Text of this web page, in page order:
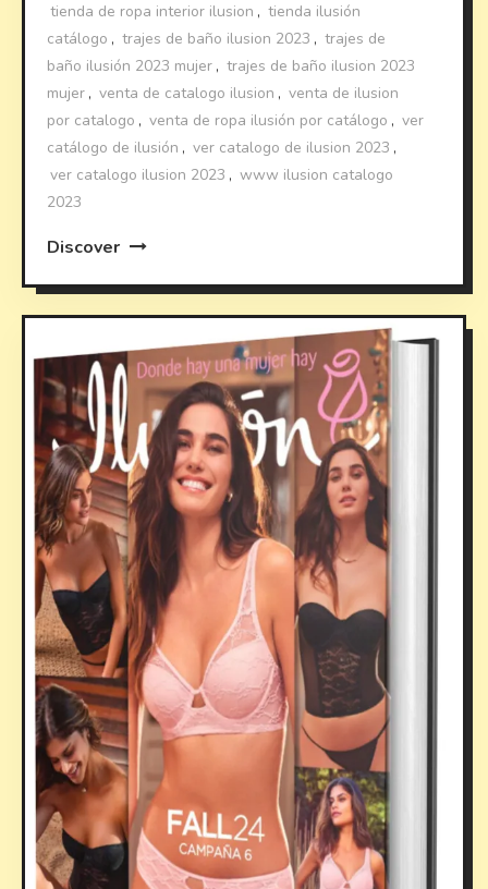
tienda de ropa interior ilusion , tienda ilusión
catálogo , trajes de baño ilusion 2023 , trajes de
baño ilusión 2023 mujer , trajes de baño ilusion 2023
mujer , venta de catalogo ilusion , venta de ilusion
por catalogo , venta de ropa ilusión por catálogo , ver
catálogo de ilusión , ver catalogo de ilusion 2023 ,
ver catalogo ilusion 2023 , www ilusion catalogo
2023
Discover